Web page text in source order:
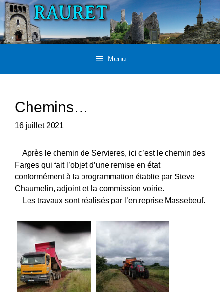
Aller
au
contenu
Menu
Chemins…
16 juillet 2021
Après le chemin de Servieres, ici c’est le chemin des
Farges qui fait l’objet d’une remise en état
conformément à la programmation établie par Steve
Chaumelin, adjoint et la commission voirie.
Les travaux sont réalisés par l’entreprise Massebeuf.